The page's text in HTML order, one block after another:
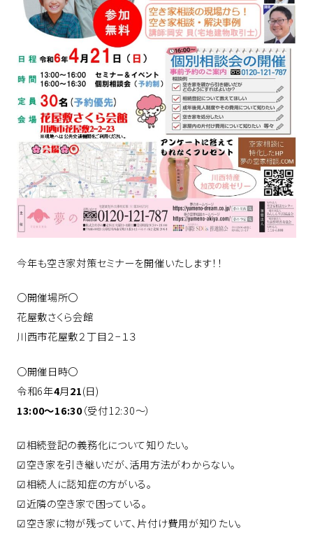
今年も空き家対策セミナーを開催いたします！！
〇開催場所〇
花屋敷さくら会館
川西市花屋敷２丁目２−１３
〇開催日時〇
令和6年4月21(日)
13:00～16:30（受付12:30～）
☑相続登記の義務化について知りたい。
☑空き家を引き継いだが、活用方法がわからない。
☑相続人に認知症の方がいる。
☑近隣の空き家で困っている。
☑空き家に物が残っていて、片付け費用が知りたい。